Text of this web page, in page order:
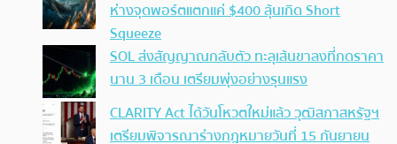
ห่างจุดพอร์ตแตกแค่ $400 ลุ้นเกิด Short
Squeeze
SOL ส่งสัญญาณกลับตัว ทะลุเส้นขาลงที่กดราคา
นาน 3 เดือน เตรียมพุ่งอย่างรุนแรง
CLARITY Act ได้วันโหวตใหม่แล้ว วุฒิสภาสหรัฐฯ
เตรียมพิจารณาร่างกฎหมายวันที่ 15 กันยายน